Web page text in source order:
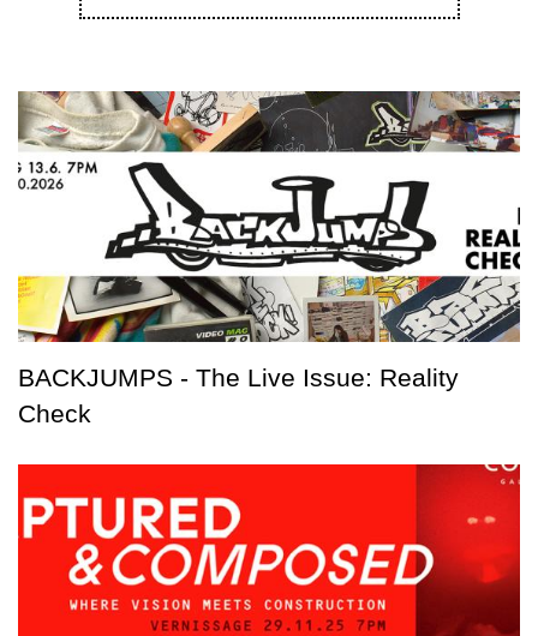
BACKJUMPS - The Live Issue: Reality
Check